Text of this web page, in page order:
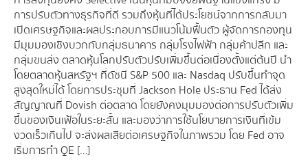
การปรับตัวทางธุรกิจที่ดี รวมถึงหุ้นที่ได้ประโยชน์จากการกลับมา
เปิดเศรษฐกิจและผลประกอบการมีแนวโน้มฟื้นตัว ผู้จัดการกองทุน
มีมุมมองเชิงบวกกับกลุ่มธนาคาร กลุ่มโรงไฟฟ้า กลุ่มค้าปลีก และ
กลุ่มขนส่ง ตลาดหุ้นโลกปรับตัวปรับเพิ่มขึ้นต่อเนื่องตั้งแต่ต้นปี นำ
โดยตลาดหุ้นสหรัฐฯ ที่ดัชนี S&P 500 และ Nasdaq ปรับขึ้นทำจุด
สูงสุดใหม่ได้ โดยการประชุมที่ Jackson Hole ประธาน Fed ได้ส่ง
สัญญาณที่ Dovish ต่อตลาด โดยยังคงมุมมองต่อการปรับตัวเพิ่ม
ขึ้นของเงินเฟ้อในระยะสั้น และมองว่าการใช้นโยบายการเงินที่เข้ม
งวดเร็วเกินไป จะส่งผลเสียต่อเศรษฐกิจในภาพรวม โดย Fed อาจ
เริ่มการทำ QE […]